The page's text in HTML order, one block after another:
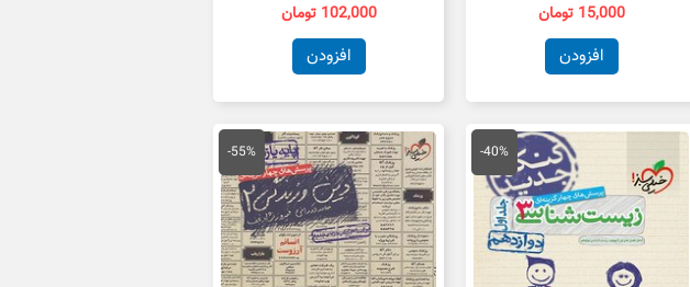
15,000 تومان
افزودن
102,000 تومان
افزودن
95,000 تومان
-40%
قیمت
اصلی
55,000 تومان
بود.
قیمت
فعلی
33,000 تومان
است.
-55%
قیمت
اصلی
55,000 تومان
بود.
قیمت
فعلی
است.